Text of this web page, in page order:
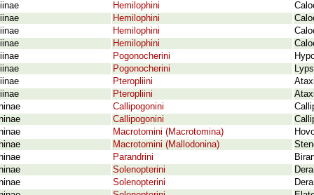
Hemilophini
Hemilophini
Hemilophini
Hemilophini
Pogonocherini
Pogonocherini
Pteropliini
Pteropliini
Callipogonini
Callipogonini
Macrotomini (Macrotomina)
Macrotomini (Mallodonina)
Parandrini
Solenopterini
Solenopterini